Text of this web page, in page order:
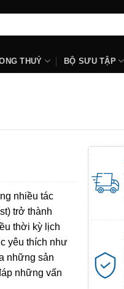
THUỶ BỘ SƯU TẬP
nhiều tác
trở thành
thời kỳ lịch
yêu thích như
những sản
những vấn